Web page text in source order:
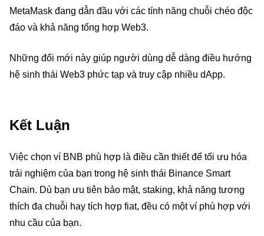
MetaMask đang dẫn đầu với các tính năng chuỗi chéo độc
đáo và khả năng tổng hợp Web3.
Những đổi mới này giúp người dùng dễ dàng điều hướng
hệ sinh thái Web3 phức tạp và truy cập nhiều dApp.
Kết Luận
Việc chọn ví BNB phù hợp là điều cần thiết để tối ưu hóa
trải nghiệm của bạn trong hệ sinh thái Binance Smart
Chain. Dù bạn ưu tiên bảo mật, staking, khả năng tương
thích đa chuỗi hay tích hợp fiat, đều có một ví phù hợp với
nhu cầu của bạn.